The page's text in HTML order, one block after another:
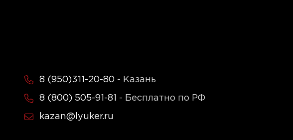
8 (950)311-20-80 - Казань
8 (800) 505-91-81 - Бесплатно по РФ
kazan@lyuker.ru